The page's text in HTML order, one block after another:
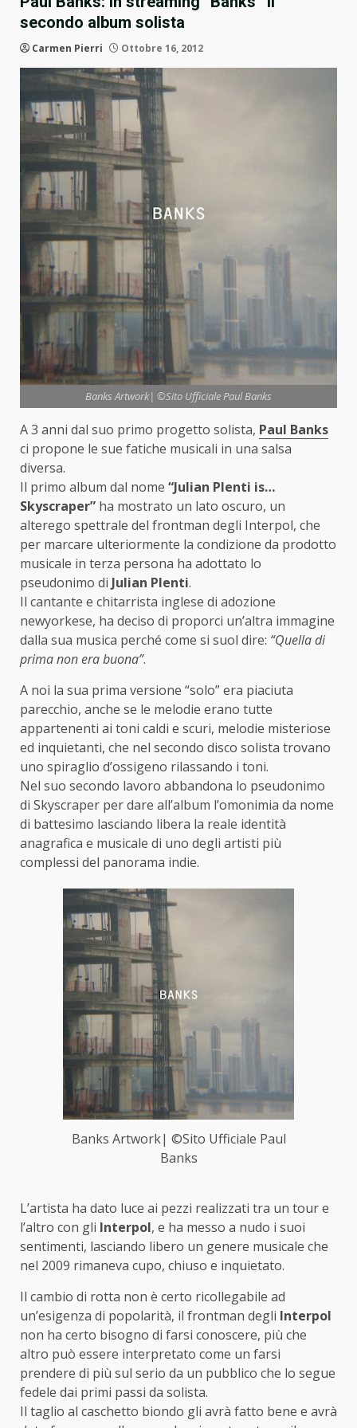
secondo album solista
Carmen Pierri Ottobre 16, 2012
Banks Artwork| ©Sito Ufficiale Paul Banks
A 3 anni dal suo primo progetto solista, Paul Banks
ci propone le sue fatiche musicali in una salsa
diversa.
Il primo album dal nome “Julian Plenti is…
Skyscraper” ha mostrato un lato oscuro, un
alterego spettrale del frontman degli Interpol, che
per marcare ulteriormente la condizione da prodotto
musicale in terza persona ha adottato lo
pseudonimo di Julian Plenti.
Il cantante e chitarrista inglese di adozione
newyorkese, ha deciso di proporci un’altra immagine
dalla sua musica perché come si suol dire: “Quella di
prima non era buona”.
A noi la sua prima versione “solo” era piaciuta
parecchio, anche se le melodie erano tutte
appartenenti ai toni caldi e scuri, melodie misteriose
ed inquietanti, che nel secondo disco solista trovano
uno spiraglio d’ossigeno rilassando i toni.
Nel suo secondo lavoro abbandona lo pseudonimo
di Skyscraper per dare all’album l’omonimia da nome
di battesimo lasciando libera la reale identità
anagrafica e musicale di uno degli artisti più
complessi del panorama indie.
Banks Artwork| ©Sito Ufficiale Paul
Banks
L’artista ha dato luce ai pezzi realizzati tra un tour e
l’altro con gli Interpol, e ha messo a nudo i suoi
sentimenti, lasciando libero un genere musicale che
nel 2009 rimaneva cupo, chiuso e inquietato.
Il cambio di rotta non è certo ricollegabile ad
un’esigenza di popolarità, il frontman degli Interpol
non ha certo bisogno di farsi conoscere, più che
altro può essere interpretato come un farsi
prendere di più sul serio da un pubblico che lo segue
fedele dai primi passi da solista.
Il taglio al caschetto biondo gli avrà fatto bene e avrà